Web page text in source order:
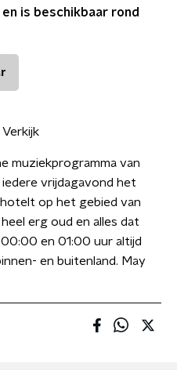
en is beschikbaar rond
muziekprogramma van
vrijdagavond het
op het gebied van
erg oud en alles dat
en 01:00 uur altijd
en buitenland. May